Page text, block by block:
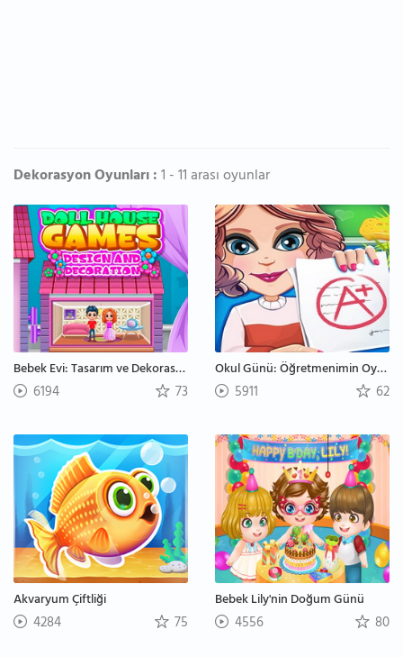
Dekorasyon Oyunları :1 - 11 arası oyunlar
Bebek Evi: Tasarım ve Dekorasyon
6194 73
Okul Günü: Öğretmenimin Oyunları
5911 62
Akvaryum Çiftliği
4284 75
Bebek Lily'nin Doğum Günü
4556 80